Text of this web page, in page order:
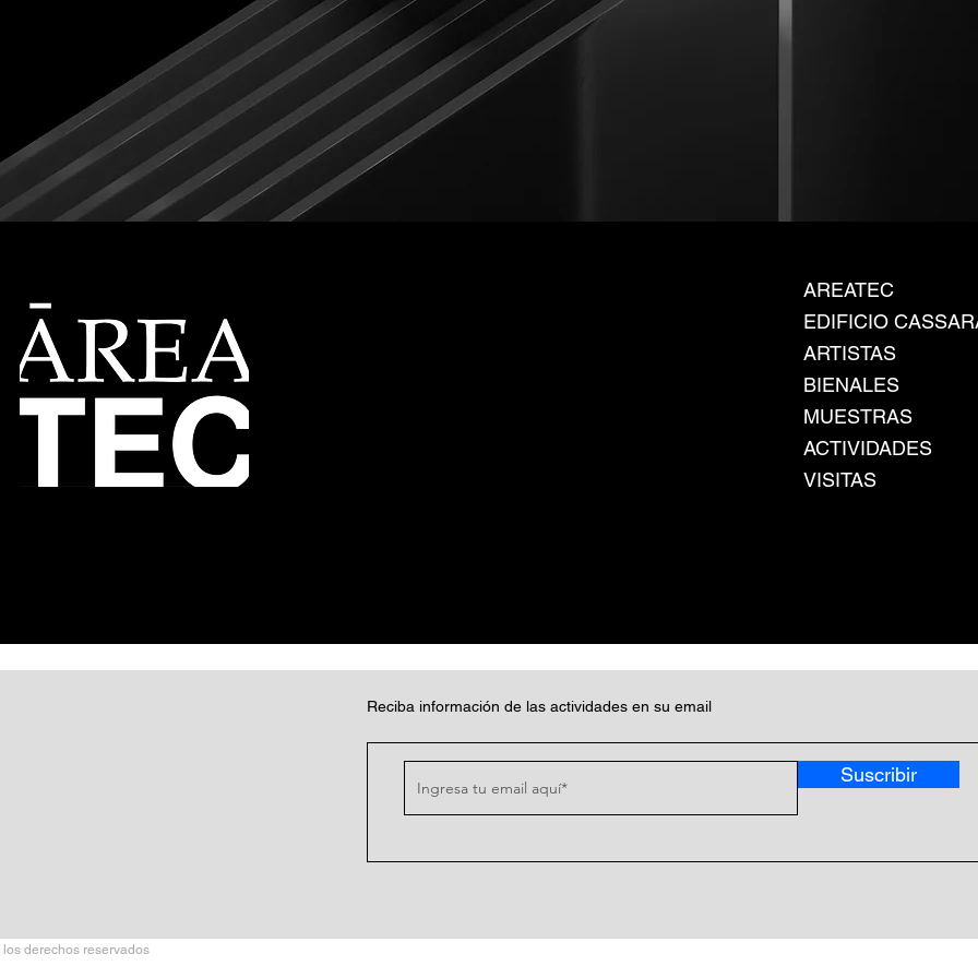
AREATEC
EDIFICIO
ARTISTAS
BIENALES
MUESTRAS
ACTIVIDADES
VISITAS
Reciba información de las actividades en su email
Suscribir
derechos reservados